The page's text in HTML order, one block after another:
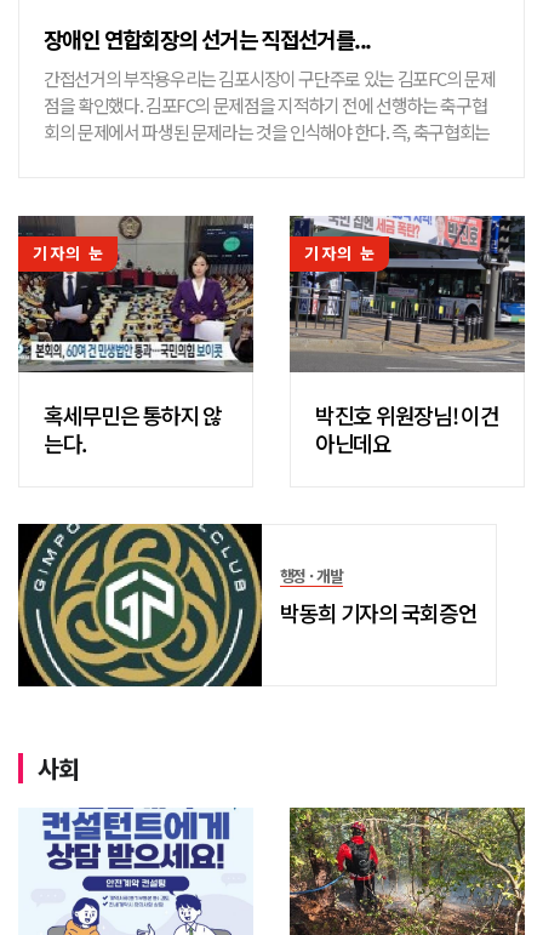
장애인 연합회장의 선거는 직접선거를...
간접선거의 부작용우리는 김포시장이 구단주로 있는 김포FC의 문제
점을 확인했다. 김포FC의 문제점을 지적하기 전에 선행하는 축구협
회의 문제에서 파생된 문제라는 것을 인식해야 한다. 즉, 축구협회는
기자의 눈
혹세무민은 통하지 않
는다.
기자의 눈
박진호 위원장님! 이건
아닌데요
행정 · 개발
박동희 기자의 국회증언
사회